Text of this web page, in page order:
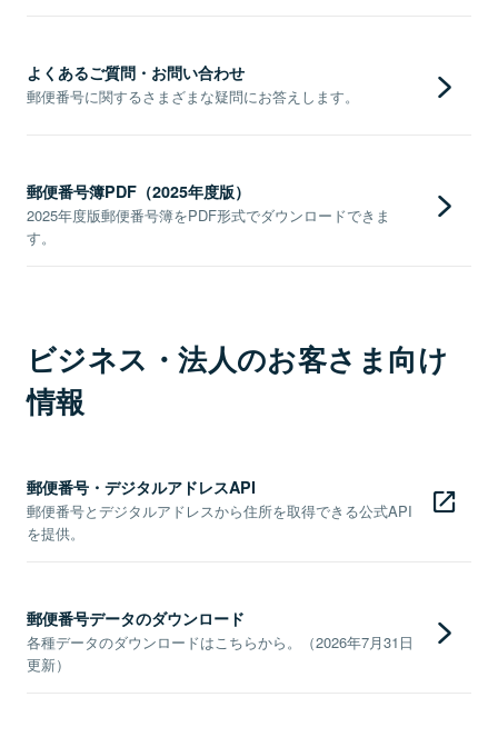
よくあるご質問・お問い合わせ
郵便番号に関するさまざまな疑問にお答えします。
郵便番号簿PDF（2025年度版）
2025年度版郵便番号簿をPDF形式でダウンロードできま
す。
ビジネス・法人のお客さま向け
情報
郵便番号・デジタルアドレスAPI
郵便番号とデジタルアドレスから住所を取得できる公式API
を提供。
郵便番号データのダウンロード
各種データのダウンロードはこちらから。（2026年7月31日
更新）